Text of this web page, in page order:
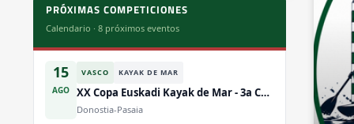
PRÓXIMAS COMPETICIONES
Calendario · 8 próximos eventos
15
AGO
VASCO KAYAK DE MAR
XX Copa Euskadi Kayak de Mar - 3a Competicion
Donostia-Pasaia